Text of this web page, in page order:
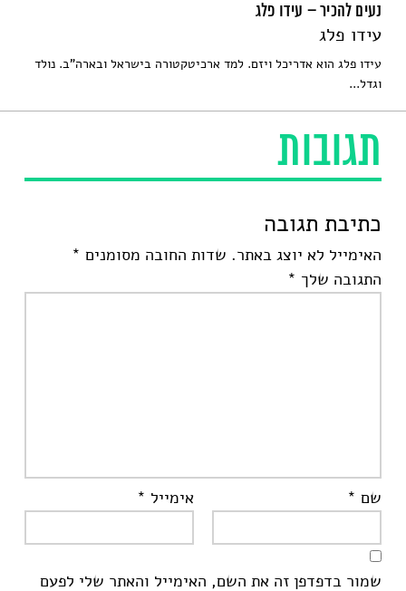
תגובות
כתיבת תגובה
האימייל לא יוצג באתר. שדות החובה מסומנים *
התגובה שלך *
שם * אימייל *
שמור בדפדפן זה את השם, האימייל והאתר שלי לפעם
נעים להכיר – עידו פלג
עידו פלג
עידו פלג הוא אדריכל ויזם. למד ארכיטקטורה בישראל ובארה"ב. נולד
וגדל...